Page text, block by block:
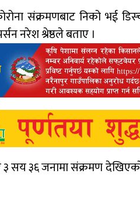
संक्रमणबाट निको भई
नरेश श्रेष्ठले बताए ।
सय ३६ जनामा संक्रमण